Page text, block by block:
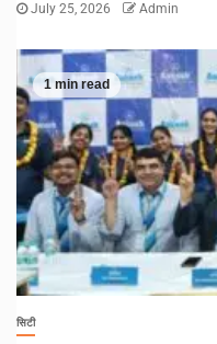
July 25, 2026 Admin
1 min read
सिटी